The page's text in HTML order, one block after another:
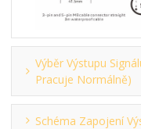
Výběr Výstupu
Pracuje Normálně)
Schéma Zapojení